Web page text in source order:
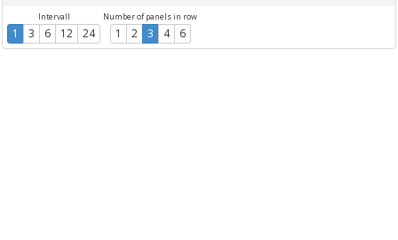
Intervall
1 3 6 12 24
Number of panels in row
1 2 3 4 6